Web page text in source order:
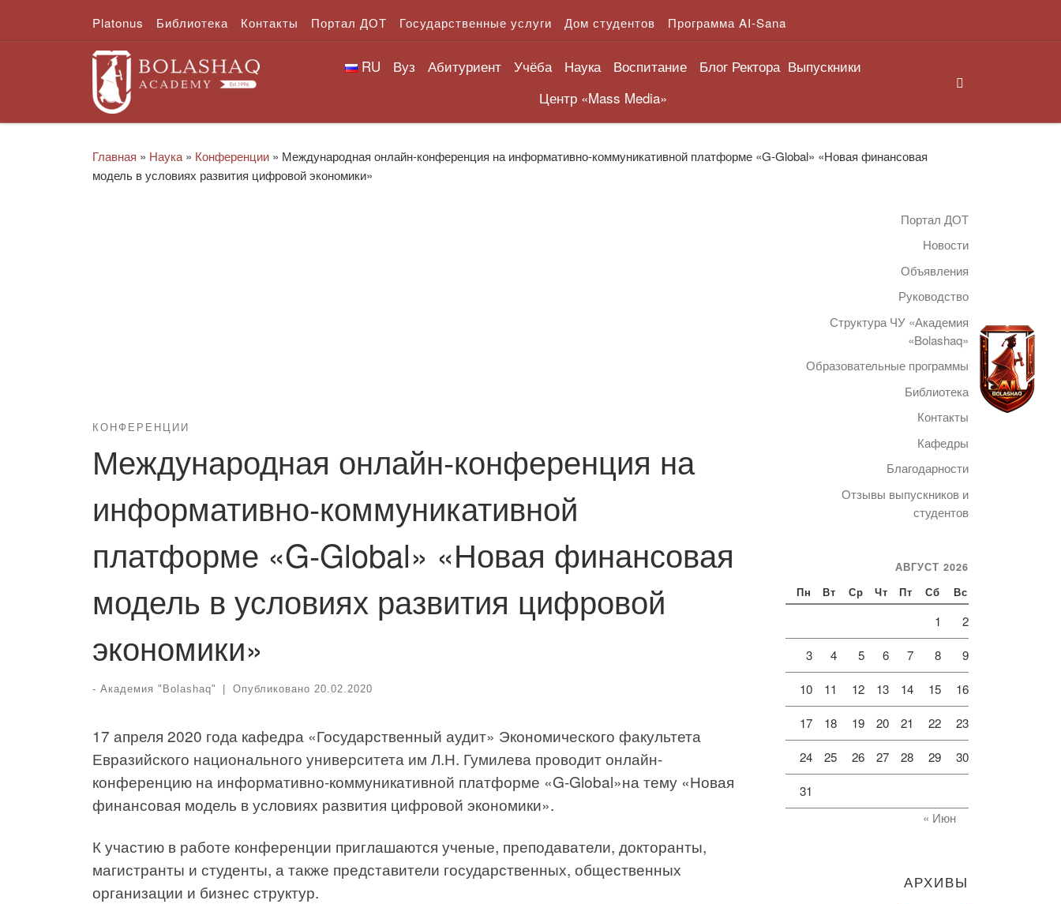
Перейти к содержимому
Platonus Библиотека Контакты Портал ДОТ Государственные услуги Дом студентов Программа AI-Sana
RU Вуз Абитуриент Учёба Наука Воспитание Блог Ректора Выпускники
Центр «Mass Media»
Главная » Наука » Конференции » Международная онлайн-конференция на информативно-коммуникативной платформе «G-Global» «Новая финансовая
модель в условиях развития цифровой экономики»
КОНФЕРЕНЦИИ
Международная онлайн-конференция на
информативно-коммуникативной
платформе «G-Global» «Новая финансовая
модель в условиях развития цифровой
экономики»
- Академия "Bolashaq" Опубликовано 20.02.2020
17 апреля 2020 года кафедра «Государственный аудит» Экономического факультета
Евразийского национального университета им Л.Н. Гумилева проводит онлайн-
конференцию на информативно-коммуникативной платформе «G-Global»на тему «Новая
финансовая модель в условиях развития цифровой экономики».
К участию в работе конференции приглашаются ученые, преподаватели, докторанты,
магистранты и студенты, а также представители государственных, общественных
организации и бизнес структур.
Портал ДОТ
Новости
Объявления
Руководство
Структура ЧУ «Академия
«Bolashaq»
Образовательные программы
Библиотека
Контакты
Кафедры
Благодарности
Отзывы выпускников и
студентов
АВГУСТ 2026
Пн Вт Ср Чт Пт Сб Вс
1 2
3 4 5 6 7 8 9
10 11 12 13 14 15 16
17 18 19 20 21 22 23
24 25 26 27 28 29 30
31
« Июн
АРХИВЫ
Telegram